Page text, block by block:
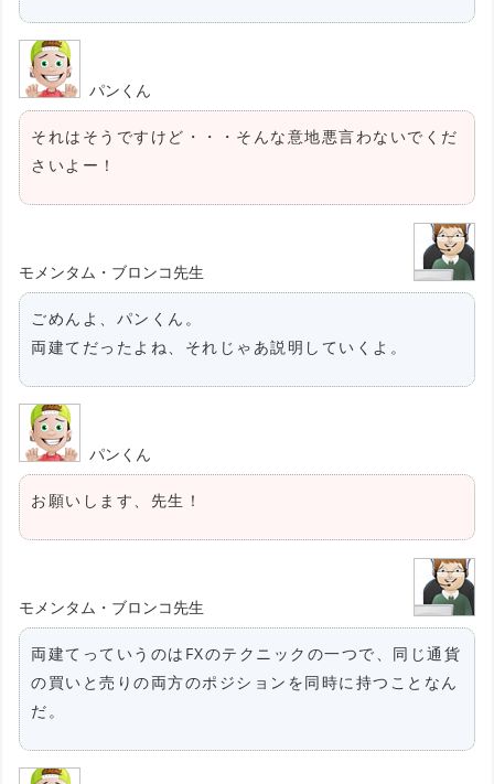
パンくん
それはそうですけど・・・そんな意地悪言わないでくだ
さいよー！
モメンタム・ブロンコ先生
ごめんよ、パンくん。
両建てだったよね、それじゃあ説明していくよ。
パンくん
お願いします、先生！
モメンタム・ブロンコ先生
両建てっていうのはFXのテクニックの一つで、同じ通貨
の買いと売りの両方のポジションを同時に持つことなん
だ。